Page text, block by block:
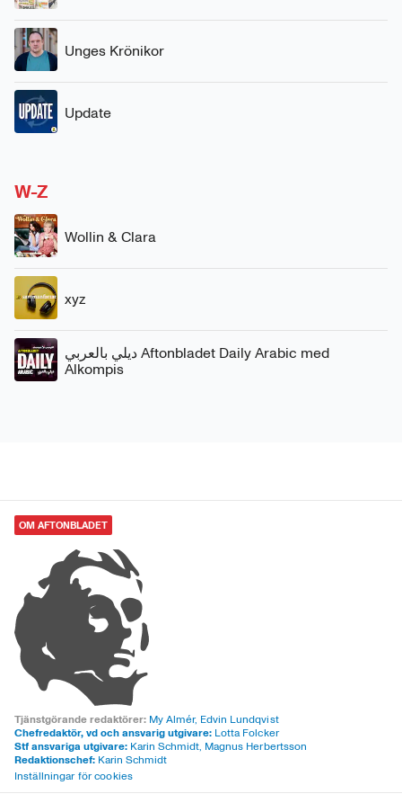
Unges Krönikor
Update
W-Z
Wollin & Clara
xyz
ديلي بالعربي Aftonbladet Daily Arabic med
Alkompis
OM AFTONBLADET
Tjänstgörande redaktörer: My Almér, Edvin Lundqvist
Chefredaktör, vd och ansvarig utgivare: Lotta Folcker
Stf ansvariga utgivare: Karin Schmidt, Magnus Herbertsson
Redaktionschef: Karin Schmidt
Inställningar för cookies